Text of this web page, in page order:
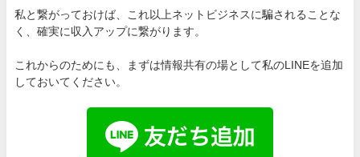
私と繋がっておけば、これ以上ネットビジネスに騙されることな
く、確実に収入アップに繋がります。
これからのためにも、まずは情報共有の場として私のLINEを追加
しておいてください。